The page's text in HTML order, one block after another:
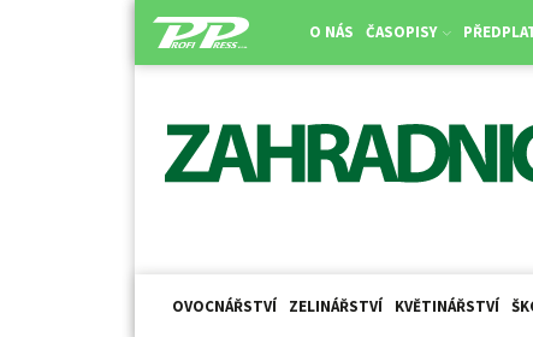
O NÁS ČASOPISY
OVOCNÁŘSTVÍ ZELINÁŘSTVÍ KVĚTINÁŘSTVÍ